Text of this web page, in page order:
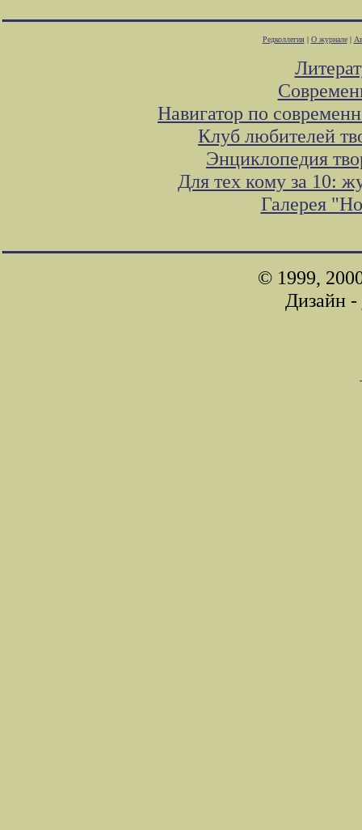
Редколлегия| О журнале|
Навигатор по
Клуб любителей
Энциклопедия
Для тех кому за 10:
Галерея
© 1999,
Дизайн -